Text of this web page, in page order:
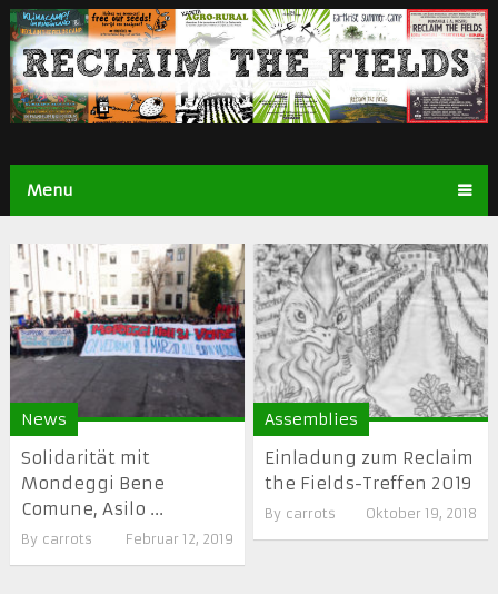
Menu
News
Solidarität mit
Mondeggi Bene
Comune, Asilo ...
By carrots Februar 12, 2019
Assemblies
Einladung zum Reclaim
the Fields-Treffen 2019
By carrots Oktober 19, 2018